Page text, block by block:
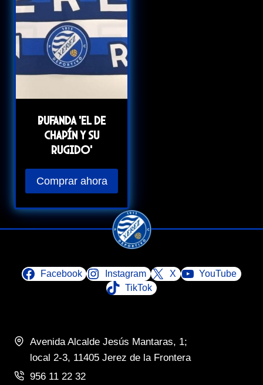
Bufanda ‘El de
Chapín y su
rugido’
Comprar ahora
Facebook Instagram X
YouTube
TikTok
Avenida Alcalde Jesús Mantaras, 1;
local 2-3, 11405 Jerez de la Frontera
956 11 22 32